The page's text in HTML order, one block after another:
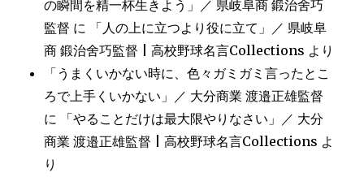
の瞬間を精一杯生きよう」／ 県岐阜商 鍛治舍巧
監督 に
「人の上に立つより役に立て」／ 県岐阜
商 鍛治舍巧監督 | 高校野球名言Collections より
「うまくいかない時に、色々ガミガミ言ったとこ
ろで上手くいかない」／ 大分商業 渡邉正雄監督
に
「やることだけは最大限やりなさい」／ 大分
商業 渡邉正雄監督 | 高校野球名言Collections よ
り